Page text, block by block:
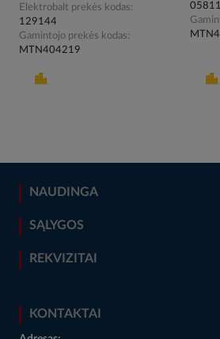
Elektrobalt prekės kodas
129144
Gamintojo prekės kodas
MTN404219
NAUDINGA
SĄLYGOS
REKVIZITAI
KONTAKTAI